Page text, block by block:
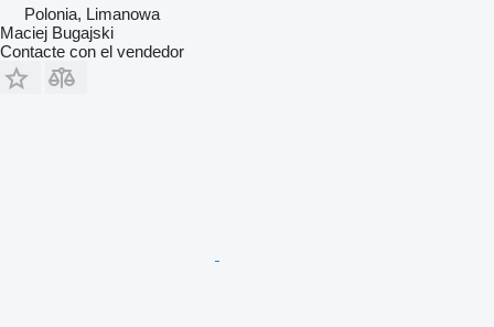
Polonia, Limanowa
Maciej Bugajski
Contacte con el vendedor